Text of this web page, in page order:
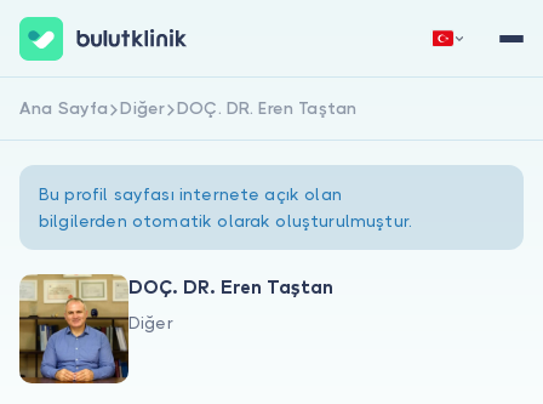
Hakkımızda
Hemen Kaydol
Ana Sayfa Diğer DOÇ. DR. Eren Taştan
Bu profil sayfası internete açık olan
bilgilerden otomatik olarak oluşturulmuştur.
DOÇ. DR. Eren Taştan
Diğer